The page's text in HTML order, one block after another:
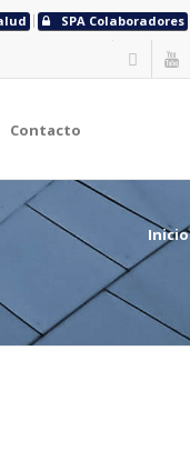
SPA Colaboradores
Contacto
Inicio